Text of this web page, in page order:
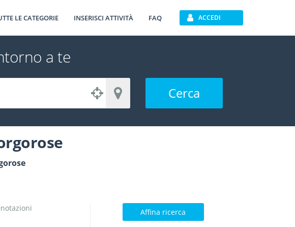
LE CATEGORIE INSERISCI ATTIVITÀ FAQ ACCEDI
a te
Cerca
Affina ricerca